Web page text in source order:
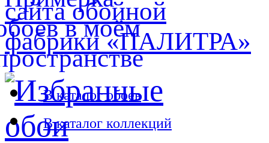
В каталог обоев
В каталог коллекций